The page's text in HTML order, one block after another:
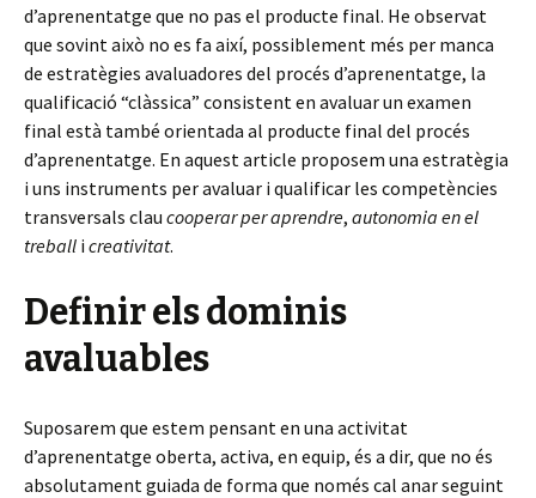
d’aprenentatge que no pas el producte final. He observat
que sovint això no es fa així, possiblement més per manca
de estratègies avaluadores del procés d’aprenentatge, la
qualificació “clàssica” consistent en avaluar un examen
final està també orientada al producte final del procés
d’aprenentatge. En aquest article proposem una estratègia
i uns instruments per avaluar i qualificar les competències
transversals clau cooperar per aprendre, autonomia en el
treball i creativitat.
Definir els dominis
avaluables
Suposarem que estem pensant en una activitat
d’aprenentatge oberta, activa, en equip, és a dir, que no és
absolutament guiada de forma que només cal anar seguint